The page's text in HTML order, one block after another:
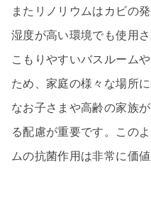
またリノリウムはカビの
湿度が高い環境でも使用
こもりやすいバスルーム
ため、家庭の様々な場所
なお子さまや高齢の家族
る配慮が重要です。この
ムの抗菌作用は非常に価値